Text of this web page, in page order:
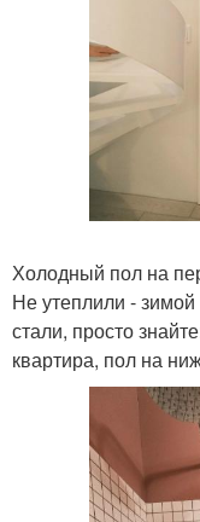
Холодный пол на
Не утеплили -
стали, просто
квартира, пол на